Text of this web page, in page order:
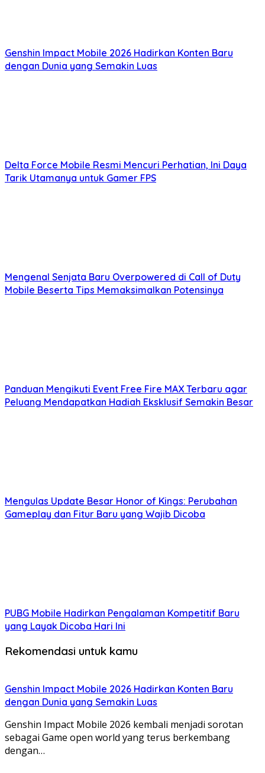
Genshin Impact Mobile 2026 Hadirkan Konten Baru
dengan Dunia yang Semakin Luas
Delta Force Mobile Resmi Mencuri Perhatian, Ini Daya
Tarik Utamanya untuk Gamer FPS
Mengenal Senjata Baru Overpowered di Call of Duty
Mobile Beserta Tips Memaksimalkan Potensinya
Panduan Mengikuti Event Free Fire MAX Terbaru agar
Peluang Mendapatkan Hadiah Eksklusif Semakin Besar
Mengulas Update Besar Honor of Kings: Perubahan
Gameplay dan Fitur Baru yang Wajib Dicoba
PUBG Mobile Hadirkan Pengalaman Kompetitif Baru
yang Layak Dicoba Hari Ini
Rekomendasi untuk kamu
Genshin Impact Mobile 2026 Hadirkan Konten Baru
dengan Dunia yang Semakin Luas
Genshin Impact Mobile 2026 kembali menjadi sorotan
sebagai Game open world yang terus berkembang
dengan…